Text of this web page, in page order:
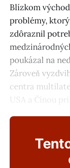
Blízkom
problémy,
zdôraznil
poukázal na
Zároveň
centra
USA a Čínou